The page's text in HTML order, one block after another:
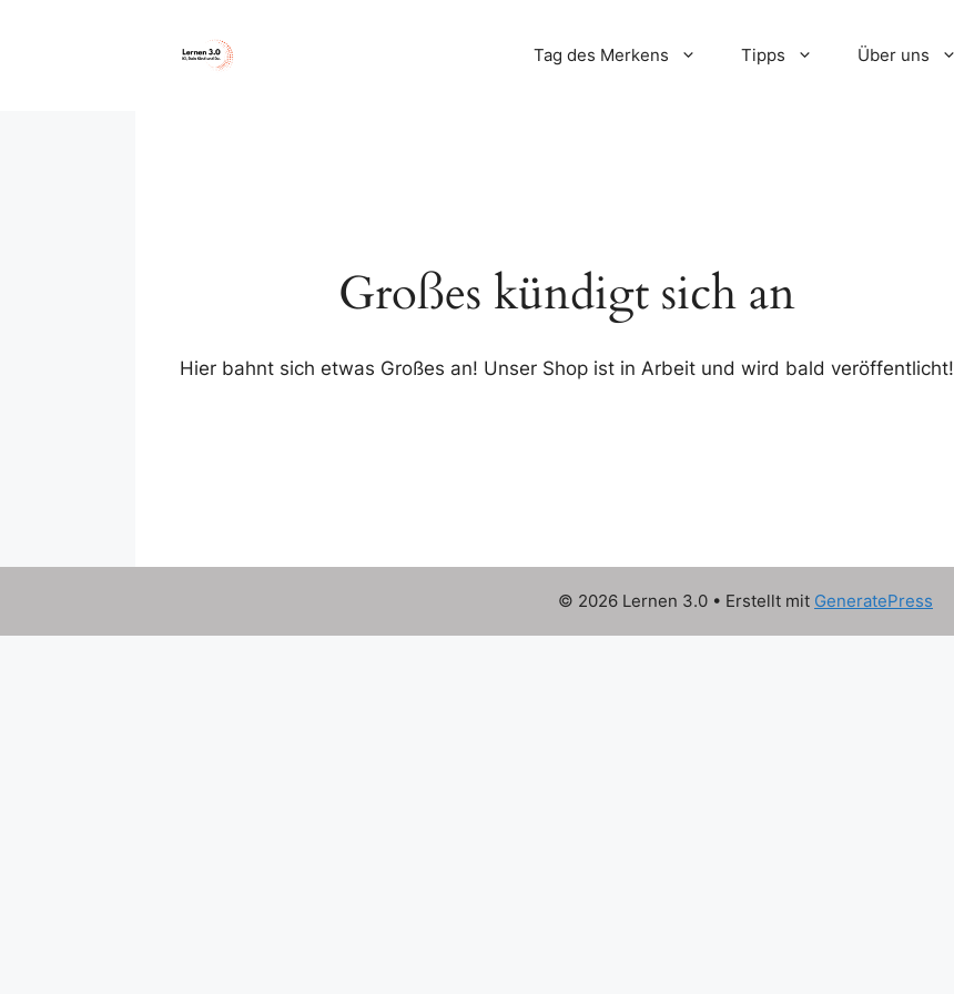
Tag des Merkens Tipps Über uns
Großes kündigt sich an
Hier bahnt sich etwas Großes an! Unser Shop ist in Arbeit und wird bald veröffentlicht!
© 2026 Lernen 3.0 • Erstellt mit GeneratePress